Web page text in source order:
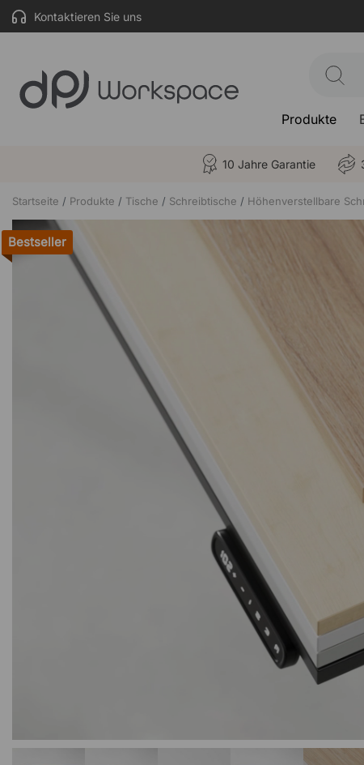
Kontaktieren Sie uns
Produkte
10 Jahre Garantie
Startseite Produkte Tische Schreibtische Höhenverstellbare
Bestseller